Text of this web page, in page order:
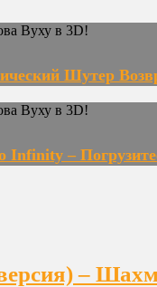
Шутер
Infinity –
–